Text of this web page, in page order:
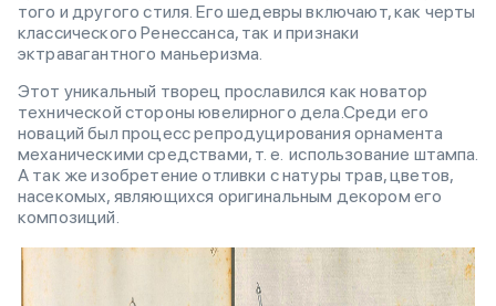
того и другого стиля. Его шедевры включают, как черты
классического Ренессанса, так и признаки
эктравагантного маньеризма.
Этот уникальный творец прославился как новатор
технической стороны ювелирного дела.Среди его
новаций был процесс репродуцирования орнамента
механическими средствами, т. е. использование штампа.
А так же изобретение отливки с натуры трав, цветов,
насекомых, являющихся оригинальным декором его
композиций.